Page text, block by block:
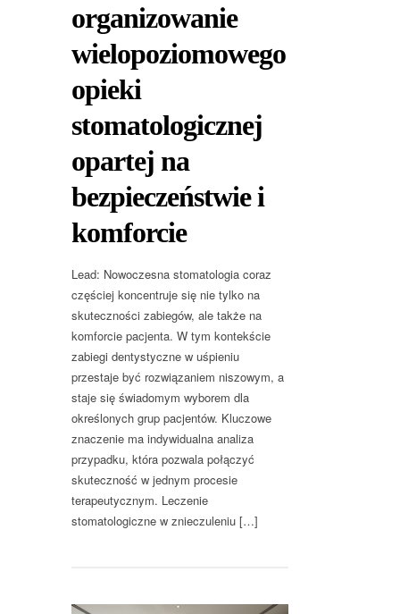
organizowanie
wielopoziomowego
opieki
stomatologicznej
opartej na
bezpieczeństwie i
komforcie
Lead: Nowoczesna stomatologia coraz
częściej koncentruje się nie tylko na
skuteczności zabiegów, ale także na
komforcie pacjenta. W tym kontekście
zabiegi dentystyczne w uśpieniu
przestaje być rozwiązaniem niszowym, a
staje się świadomym wyborem dla
określonych grup pacjentów. Kluczowe
znaczenie ma indywidualna analiza
przypadku, która pozwala połączyć
skuteczność w jednym procesie
terapeutycznym. Leczenie
stomatologiczne w znieczuleniu […]